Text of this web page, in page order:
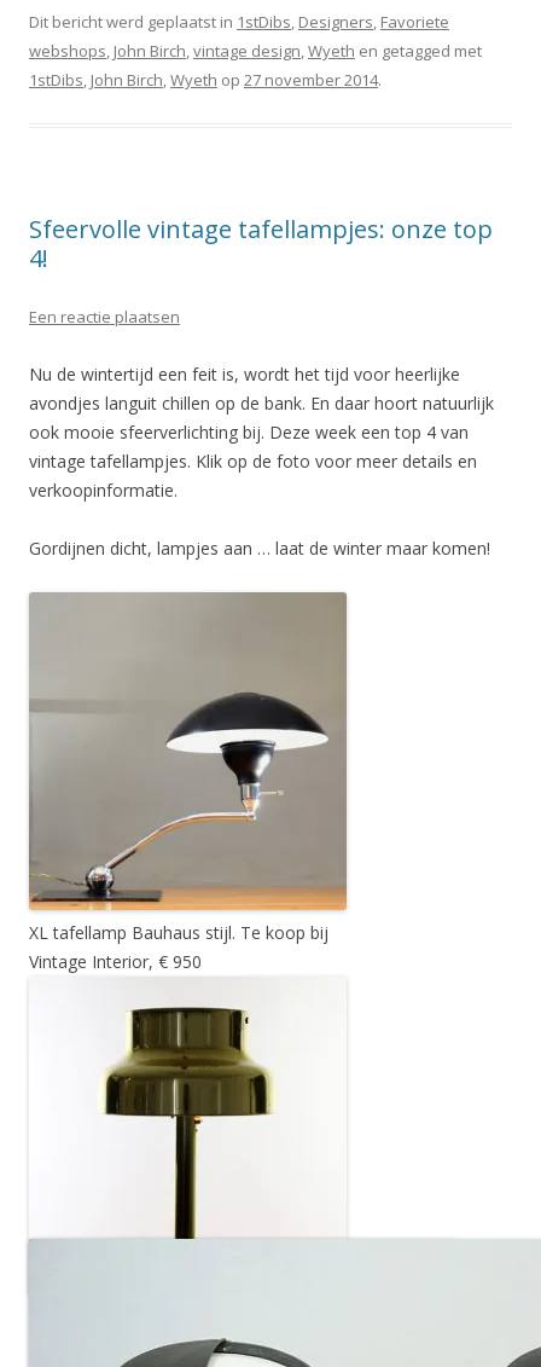
Dit bericht werd geplaatst in 1stDibs, Designers, Favoriete
webshops, John Birch,vintage design,Wyeth en getagged met
1stDibs, John Birch,Wyeth op 27 november 2014.
Sfeervolle vintage tafellampjes: onze top
4!
Een reactie plaatsen
Nu de wintertijd een feit is, wordt het tijd voor heerlijke
avondjes languit chillen op de bank. En daar hoort natuurlijk
ook mooie sfeerverlichting bij. Deze week een top 4 van
vintage tafellampjes. Klik op de foto voor meer details en
verkoopinformatie.
Gordijnen dicht, lampjes aan … laat de winter maar komen!
XL tafellamp Bauhaus stijl. Te koop bij
Vintage Interior, € 950
voor Atelje Lykton Ahus Sweden. Te